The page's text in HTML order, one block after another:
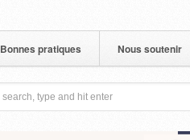
Bonnes pratiques Nous soutenir